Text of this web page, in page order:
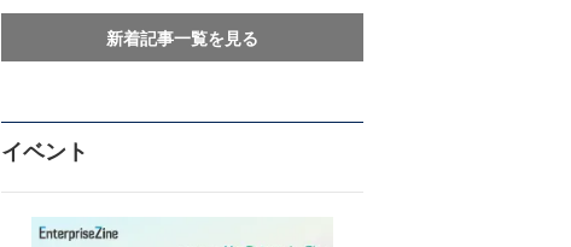
新着記事一覧を見る
イベント